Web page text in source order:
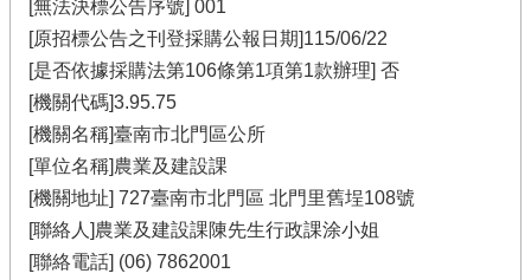
[無法決標公告序號] 001
[原招標公告之刊登採購公報日期]115/06/22
[是否依據採購法第106條第1項第1款辦理] 否
[機關代碼]3.95.75
[機關名稱]臺南市北門區公所
[單位名稱]農業及建設課
[機關地址] 727臺南市北門區 北門里舊埕108號
[聯絡人]農業及建設課陳先生行政課涂小姐
[聯絡電話] (06) 7862001